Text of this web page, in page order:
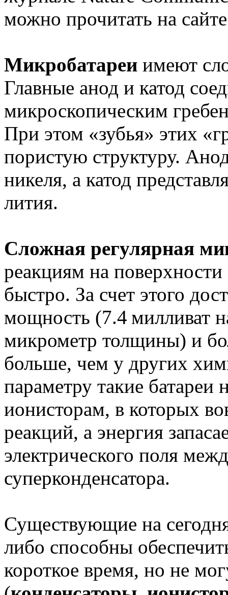
можно прочитать на
Микробатареи имеют
Главные анод и катод
микроскопическим
При этом «зубья» этих
пористую структуру.
никеля, а катод
лития.
Сложная регулярная
реакциям на
быстро. За счет этого
мощность (7.4 милливат
микрометр толщины) и
больше, чем у других
параметру такие
ионисторам, в которых
реакций, а энергия
электрического поля
суперконденсатора.
Существующие на
либо способны
короткое время, но не